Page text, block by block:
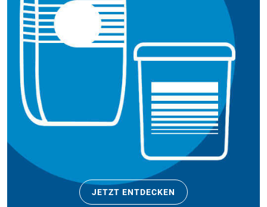
JETZT ENTDECKEN